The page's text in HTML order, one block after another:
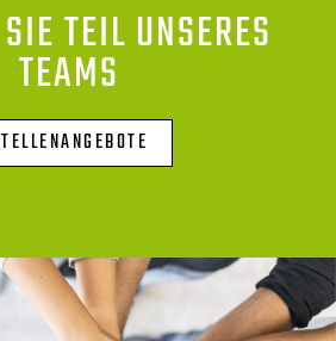
TEIL UNSERES
TEAMS